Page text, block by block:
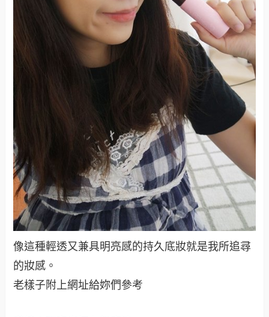
像這種輕透又兼具明亮感的持久底妝就是我所追尋
的妝感。
老樣子附上網址給妳們參考